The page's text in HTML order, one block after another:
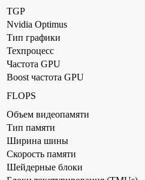
TGP
Nvidia Optimus
Тип графики
Техпроцесс
Частота GPU
Boost частота GPU
FLOPS
Объем видеопамяти
Тип памяти
Ширина шины
Скорость памяти
Шейдерные блоки